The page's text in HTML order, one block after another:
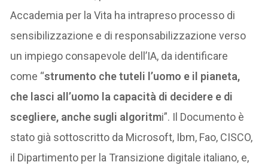
Accademia per la Vita ha intrapreso processo di
sensibilizzazione e di responsabilizzazione verso
un impiego consapevole dell’IA, da identificare
come “strumento che tuteli l’uomo e il pianeta,
che lasci all’uomo la capacità di decidere e di
scegliere, anche sugli algoritmi”. Il Documento è
stato già sottoscritto da Microsoft, Ibm, Fao, CISCO,
il Dipartimento per la Transizione digitale italiano, e,